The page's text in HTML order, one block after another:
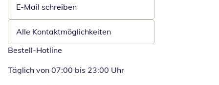
E-Mail schreiben
Öffnet E-Mail-Client
Alle Kontaktmöglichkeiten
Bestell-Hotline
Täglich von 07:00 bis 23:00 Uhr